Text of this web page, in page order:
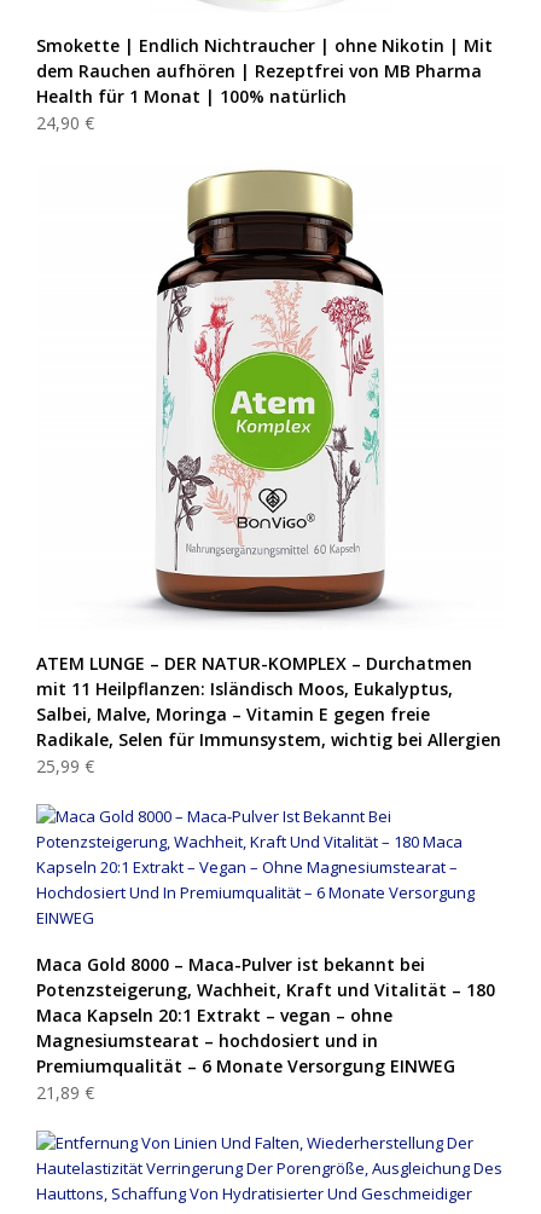
Smokette | Endlich Nichtraucher | ohne Nikotin | Mit
dem Rauchen aufhören | Rezeptfrei von MB Pharma
Health für 1 Monat | 100% natürlich
24,90 €
ATEM LUNGE – DER NATUR-KOMPLEX – Durchatmen
mit 11 Heilpflanzen: Isländisch Moos, Eukalyptus,
Salbei, Malve, Moringa – Vitamin E gegen freie
Radikale, Selen für Immunsystem, wichtig bei Allergien
25,99 €
Maca Gold 8000 – Maca-Pulver ist bekannt bei
Potenzsteigerung, Wachheit, Kraft und Vitalität – 180
Maca Kapseln 20:1 Extrakt – vegan – ohne
Magnesiumstearat – hochdosiert und in
Premiumqualität – 6 Monate Versorgung EINWEG
21,89 €